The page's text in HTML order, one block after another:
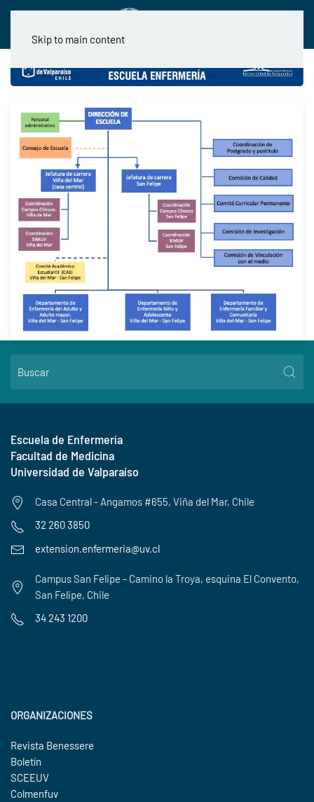
Skip to main content
Escuela de Enfermería
Facultad de Medicina
Universidad de Valparaíso
Casa Central - Angamos #655, Viña del Mar, Chile
32 260 3850
extension.enfermeria@uv.cl
Campus San Felipe - Camino la Troya, esquina El Convento,
San Felipe, Chile
34 243 1200
ORGANIZACIONES
Revista Benessere
Boletín
SCEEUV
Colmenfuv